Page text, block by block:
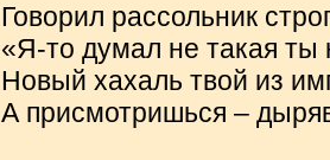
Говорил рассольник
«Я-то думал не такая ты
Новый хахаль твой из
А присмотришься –